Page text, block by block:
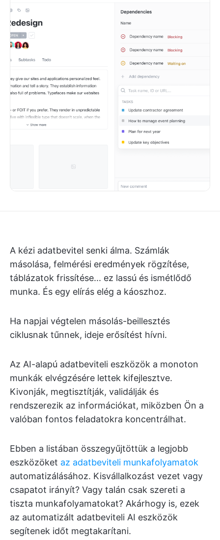
A kézi adatbevitel senki álma. Számlák
másolása, felmérési eredmények rögzítése,
táblázatok frissítése... ez lassú és ismétlődő
munka. És egy elírás elég a káoszhoz.
Ha napjai végtelen másolás-beillesztés
ciklusnak tűnnek, ideje erősítést hívni.
Az AI-alapú adatbeviteli eszközök a monoton
munkák elvégzésére lettek kifejlesztve.
Kivonják, megtisztítják, validálják és
rendszerezik az információkat, miközben Ön a
valóban fontos feladatokra koncentrálhat.
Ebben a listában összegyűjtöttük a legjobb
eszközöket az adatbeviteli munkafolyamatok
automatizálásához. Kisvállalkozást vezet vagy
csapatot irányít? Vagy talán csak szereti a
tiszta munkafolyamatokat? Akárhogy is, ezek
az automatizált adatbeviteli AI eszközök
segítenek időt megtakarítani.